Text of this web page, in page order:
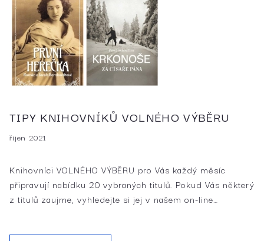
TIPY KNIHOVNÍKŮ VOLNÉHO VÝBĚRU
říjen 2021
Knihovníci VOLNÉHO VÝBĚRU pro Vás každý měsíc
připravují nabídku 20 vybraných titulů. Pokud Vás některý
z titulů zaujme, vyhledejte si jej v našem on-line…